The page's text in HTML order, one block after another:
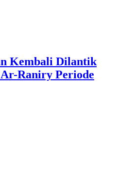
Kembali Dilantik
Raniry Periode